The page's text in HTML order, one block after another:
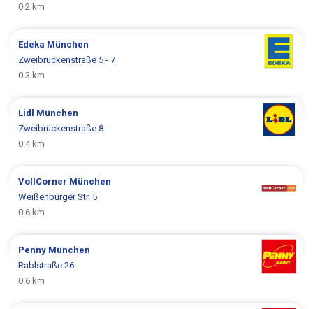
0.2 km
Edeka München
Zweibrückenstraße 5 - 7
0.3 km
Lidl München
Zweibrückenstraße 8
0.4 km
VollCorner München
Weißenburger Str. 5
0.6 km
Penny München
Rablstraße 26
0.6 km